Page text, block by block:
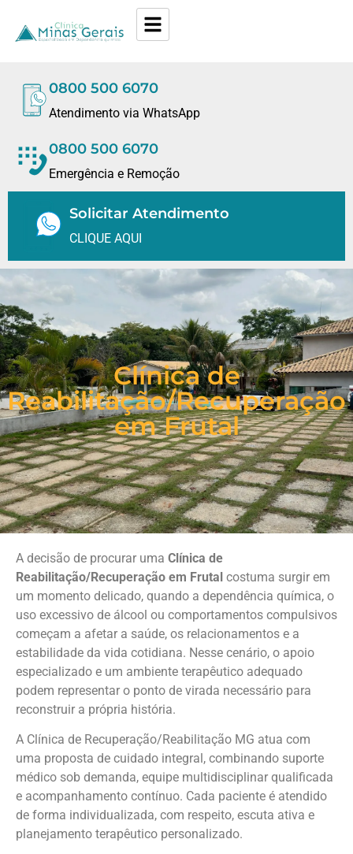
0800 500 6070
Atendimento via WhatsApp
0800 500 6070
Emergência e Remoção
Solicitar Atendimento
CLIQUE AQUI
Clínica de
Reabilitação/Recuperação
em Frutal
A decisão de procurar uma Clínica de
Reabilitação/Recuperação em Frutal costuma surgir em
um momento delicado, quando a dependência química, o
uso excessivo de álcool ou comportamentos compulsivos
começam a afetar a saúde, os relacionamentos e a
estabilidade da vida cotidiana. Nesse cenário, o apoio
especializado e um ambiente terapêutico adequado
podem representar o ponto de virada necessário para
reconstruir a própria história.
A Clínica de Recuperação/Reabilitação MG atua com
uma proposta de cuidado integral, combinando suporte
médico sob demanda, equipe multidisciplinar qualificada
e acompanhamento contínuo. Cada paciente é atendido
de forma individualizada, com respeito, escuta ativa e
planejamento terapêutico personalizado.